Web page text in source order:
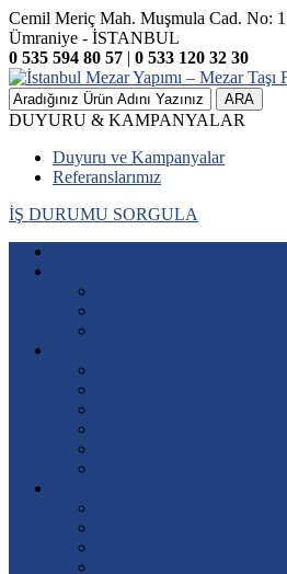
Cemil Meriç Mah. Muşmula Cad. No:
Ümraniye - İSTANBUL
0 535 594 80 57 | 0 533 120 32 30
ARA
DUYURU & KAMPANYALAR
Duyuru ve Kampanyalar
Referanslarımız
İŞ DURUMU SORGULA